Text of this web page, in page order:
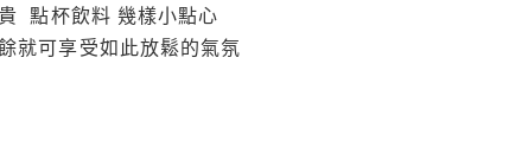
點杯飲料 幾樣小點心
就可享受如此放鬆的氣氛